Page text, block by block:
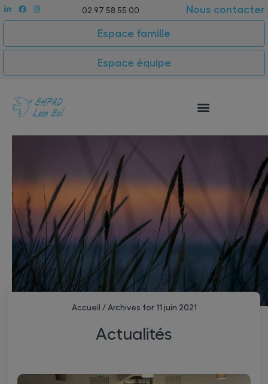
02 97 58 55 00 Nous contacter
Espace famille
Espace équipe
Accueil / Archives for 11 juin 2021
Actualités